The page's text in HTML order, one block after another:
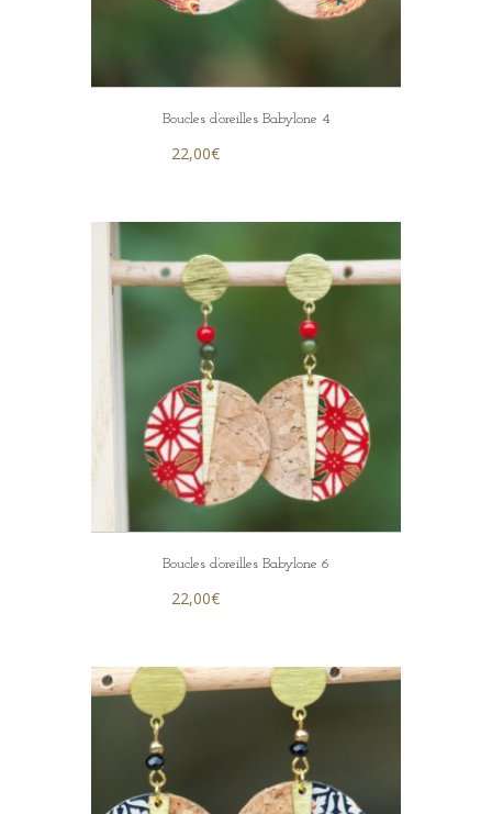
Boucles d’oreilles Babylone 4
22,00€
Boucles d’oreilles Babylone 6
22,00€